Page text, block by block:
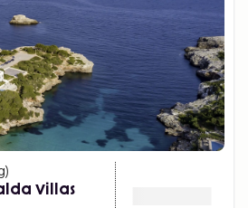
)
Villas